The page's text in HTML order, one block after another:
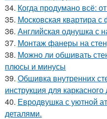
34. Когда продумано всё:
35. Московская квартира
36. Английская однушка с
37. Монтаж фанеры на
38. Можно ли обшивать
плюсы и минусы
39. Обшивка внутренних
инструкция для
40. Евродвушка с уютной
деталями.